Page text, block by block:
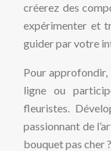
créerez des
expérimenter et
guider par votre
Pour approfondir,
ligne ou
fleuristes.
passionnant de
bouquet pas cher ?